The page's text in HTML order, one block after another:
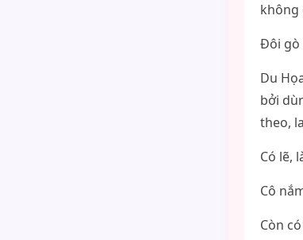
không
Đôi gò
Du
bởi
theo,
Có lẽ,
Cô
Còn